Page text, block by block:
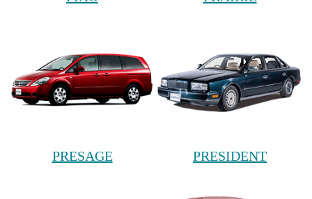
PRESAGE PRESIDENT